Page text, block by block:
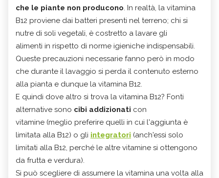
che le piante non producono. In realtà, la vitamina
B12 proviene dai batteri presenti nel terreno; chi si
nutre di soli vegetali, è costretto a lavare gli
alimenti in rispetto di norme igieniche indispensabili.
Queste precauzioni necessarie fanno però in modo
che durante il lavaggio si perda il contenuto esterno
alla pianta e dunque la vitamina B12.
E quindi dove altro si trova la vitamina B12? Fonti
alternative sono cibi addizionati con
vitamine (meglio preferire quelli in cui l'aggiunta è
limitata alla B12) o gli integratori (anch'essi solo
limitati alla B12, perché le altre vitamine si ottengono
da frutta e verdura).
Si può scegliere di assumere la vitamina una volta alla